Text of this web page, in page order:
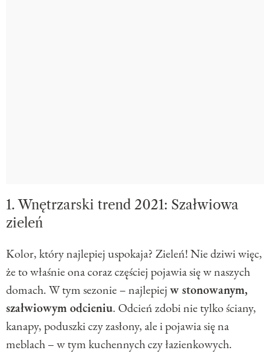
1. Wnętrzarski trend 2021: Szałwiowa
zieleń
Kolor, który najlepiej uspokaja? Zieleń! Nie dziwi więc,
że to właśnie ona coraz częściej pojawia się w naszych
domach. W tym sezonie – najlepiejw stonowanym,
szałwiowym odcieniu. Odcień zdobi nie tylko ściany,
kanapy, poduszki czy zasłony, ale i pojawia się na
meblach – w tym kuchennych czy łazienkowych.